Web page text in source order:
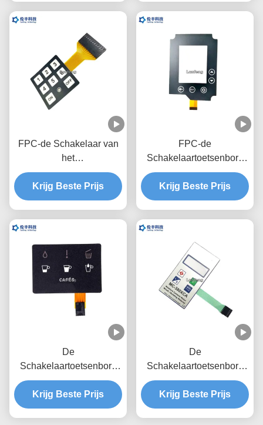
FPC-de Schakelaar van
het
HUISDIERENmembraan,
OEM ODM de Schakelaar
van het
Krijg Beste Prijs
FPC-de
Schakelaartoetsenbord
van het Kringsmembraan,
Matte Membrane
Keyboard Switch
Krijg Beste Prijs
De
Schakelaartoetsenbord
van het steenfpc
Membraan, de
Schakelaar van het
Krijg Beste Prijs
De
Schakelaartoetsenbord
van het
douanemembraan, de
Schakelaar van het het
Krijg Beste Prijs